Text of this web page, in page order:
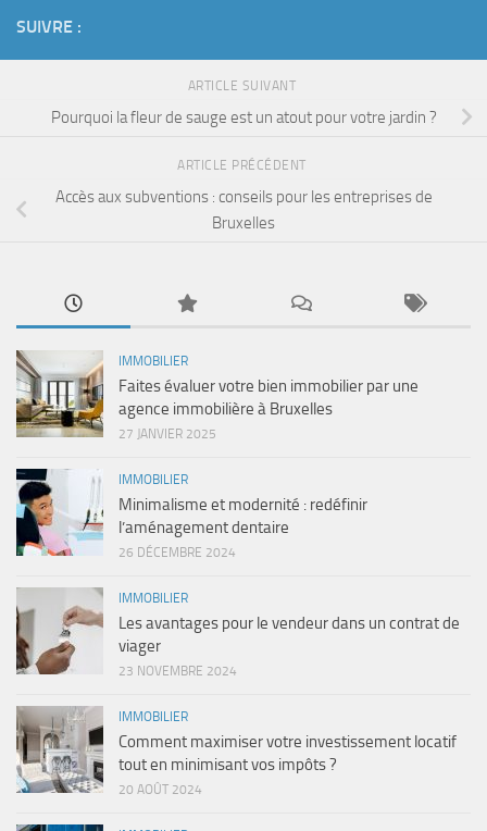
SUIVRE :
ARTICLE SUIVANT
Pourquoi la fleur de sauge est un atout pour votre jardin ?
ARTICLE PRÉCÉDENT
Accès aux subventions : conseils pour les entreprises de
Bruxelles
IMMOBILIER
Faites évaluer votre bien immobilier par une
agence immobilière à Bruxelles
27 JANVIER 2025
IMMOBILIER
Minimalisme et modernité : redéfinir
l’aménagement dentaire
26 DÉCEMBRE 2024
IMMOBILIER
Les avantages pour le vendeur dans un contrat de
viager
23 NOVEMBRE 2024
IMMOBILIER
Comment maximiser votre investissement locatif
tout en minimisant vos impôts ?
20 AOÛT 2024